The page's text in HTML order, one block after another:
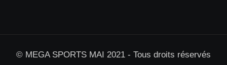
© MEGA SPORTS MAI 2021 - Tous droits réservés